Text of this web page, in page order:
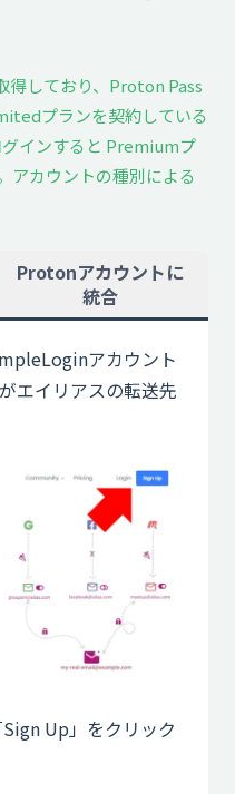
しており、Proton Pass
プランを契約している
インすると Premiumプ
アカウントの種別による
Protonアカウントに
統合
アカウント
エイリアスの転送先
Up」をクリック